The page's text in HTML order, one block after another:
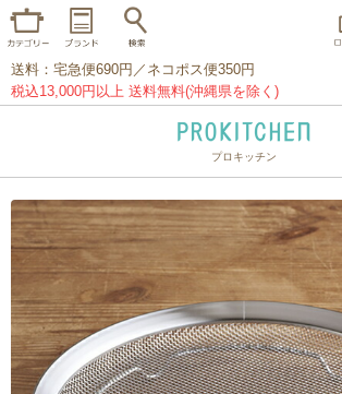
家事問屋 ウェック フライパン
プレート カトラリー
プロキッチンオリジナル 山田工業所
山一 マリメッコ つきじ常陸屋
送料：宅急便690円／ネコポス便350円
税込13,000円以上 送料無料(沖縄県を除く)
プロキッチン